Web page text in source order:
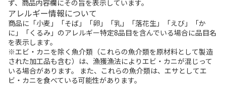
ず、商品内容欄にその旨を表示しています。
アレルギー情報について
商品に「小麦」「そば」「卵」「乳」「落花生」「えび」「か
に」「くるみ」のアレルギー特定8品目を含んでいる場合に品目名
を表示します。
※エビ・カニを除く魚介類（これらの魚介類を原材料として製造
された加工品も含む）は、漁獲漁法によりエビ・カニが混じって
いる場合があります。 また、これらの魚介類は、エサとしてエ
ビ・カニを食べている可能性があります。